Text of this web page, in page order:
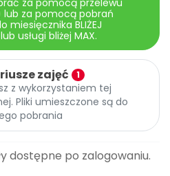
za pomocą przelewu
lub za pomocą pobrań
miesięcznika BLIŻEJ
lub usługi bliżej MAX.
zajęć 1
z wykorzystaniem tej
Pliki umieszczone są do
pobrania
dostępne po zalogowaniu.